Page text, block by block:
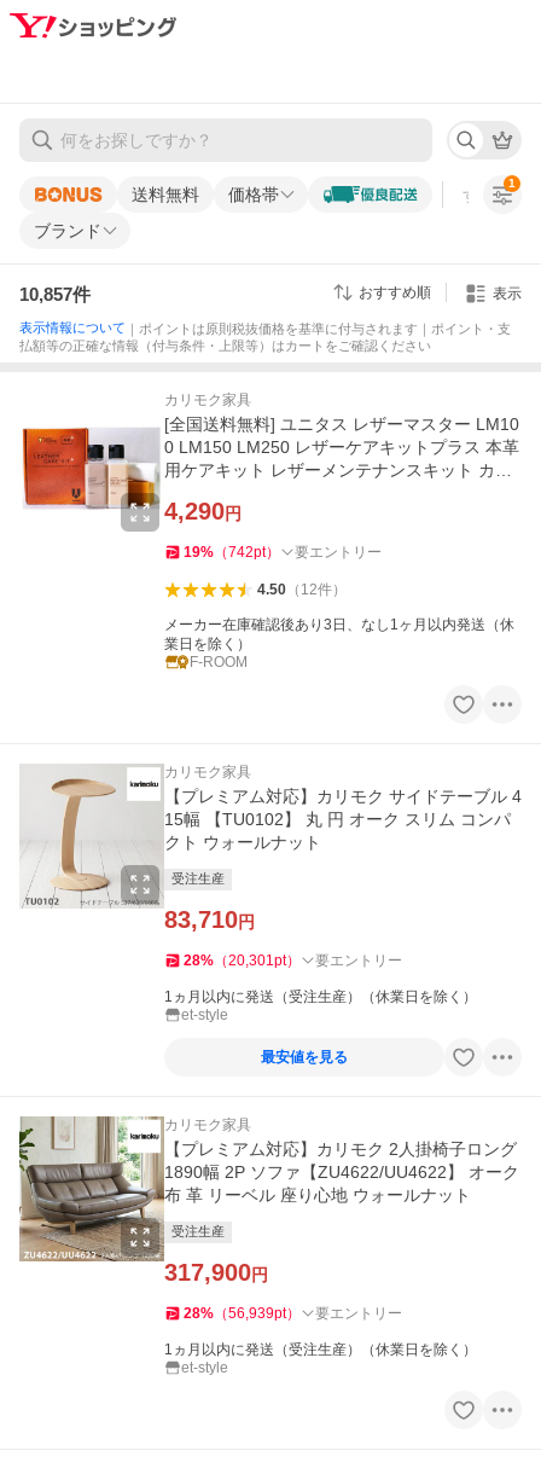
送料無料 価格帯 すべての条
ブランド
1
10,857件 おすすめ順 表示
表示情報について ｜ポイントは原則税抜価格を基準に付与されます｜ポイント・支
払額等の正確な情報（付与条件・上限等）はカートをご確認ください
カリモク家具
[全国送料無料] ユニタス レザーマスター LM10
0 LM150 LM250 レザーケアキットプラス 本革
用ケアキット レザーメンテナンスキット カリ
4,290円
19% （742pt） 要エントリー
4.50（ 12件）
メーカー在庫確認後あり3日、なし1ヶ月以内発送（休
業日を除く）
F-ROOM
カリモク家具
【プレミアム対応】カリモク サイドテーブル 4
15幅 【TU0102】 丸 円 オーク スリム コンパ
クト ウォールナット
受注生産
83,710円
28% （20,301pt） 要エントリー
1ヵ月以内に発送（受注生産）（休業日を除く）
et-style
最安値を見る
カリモク家具
【プレミアム対応】カリモク 2人掛椅子ロング
1890幅 2P ソファ【ZU4622/UU4622】 オーク
布 革 リーベル 座り心地 ウォールナット
受注生産
317,900円
28% （56,939pt） 要エントリー
1ヵ月以内に発送（受注生産）（休業日を除く）
et-style